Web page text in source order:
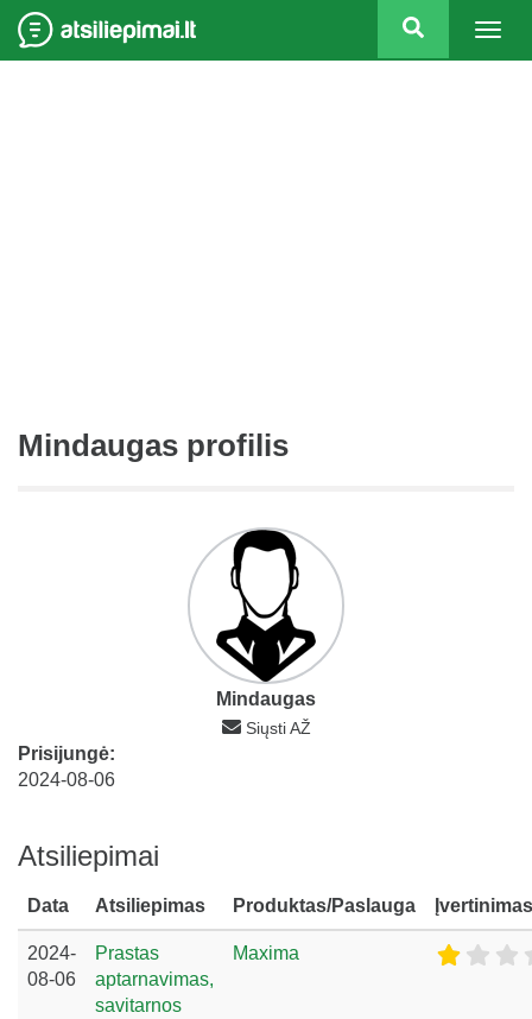
Mindaugas profilis
Mindaugas
Siųsti AŽ
Prisijungė:
2024-08-06
Atsiliepimai
Data Atsiliepimas Produktas/Paslauga Įvertinimas
2024-
08-06
Prastas
aptarnavimas,
savitarnos
Maxima